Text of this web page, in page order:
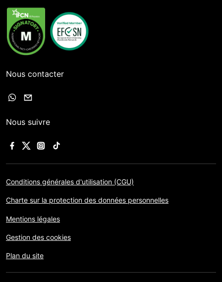
Nous contacter
Nous suivre
Conditions générales d'utilisation (CGU)
Charte sur la protection des données personnelles
Mentions légales
Gestion des cookies
Plan du site